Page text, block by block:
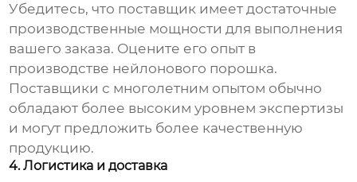
Убедитесь, что поставщик имеет достаточные
производственные мощности для выполнения
вашего заказа. Оцените его опыт в
производстве нейлонового порошка.
Поставщики с многолетним опытом обычно
обладают более высоким уровнем экспертизы
и могут предложить более качественную
продукцию.
4. Логистика и доставка